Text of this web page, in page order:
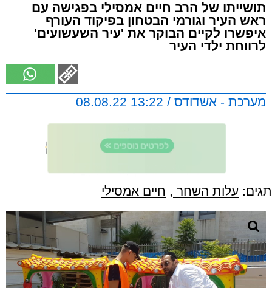
תושייתו של הרב חיים אמסילי בפגישה עם
ראש העיר וגורמי הבטחון בפיקוד העורף
איפשרו לקיים הבוקר את 'עיר השעשועים'
לרווחת ילדי העיר
מערכת - אשדודס / 13:22 08.08.22
תגים: עלות השחר , חיים אמסילי